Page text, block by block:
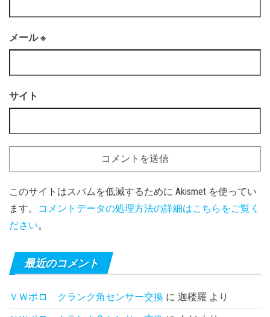
メール※
サイト
このサイトはスパムを低減するために Akismet を使ってい
ます。
コメントデータの処理方法の詳細はこちらをご覧く
ださい。
最近のコメント
ＶＷポロ クランク角センサー交換 に 迦楼羅 より